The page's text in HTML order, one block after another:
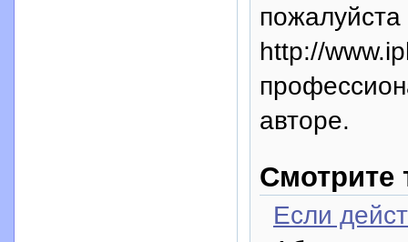
пожалуйста
http://
авторе.
Смотрите
Если